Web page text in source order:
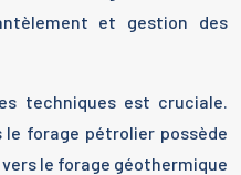
et gestion des
techniques est cruciale.
forage pétrolier possède
le forage géothermique